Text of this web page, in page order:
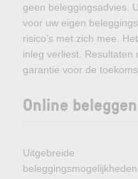
geen beleggingsadvies.
voor uw eigen
risico’s met zich mee.
inleg verliest. Resultaten
garantie voor de
Online beleggen
Uitgebreide
beleggingsmogelijkheden